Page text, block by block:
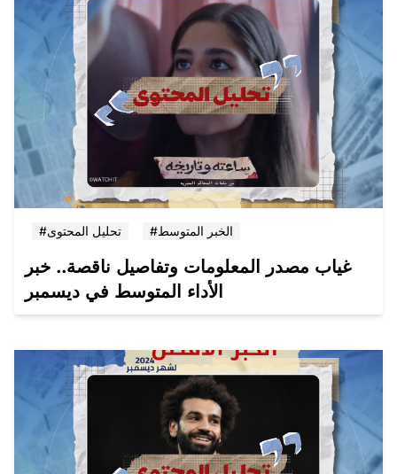
#تحليل المحتوى #الخبر المتوسط
غياب مصدر المعلومات وتفاصيل ناقصة.. خبر
الأداء المتوسط في ديسمبر